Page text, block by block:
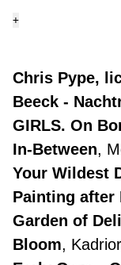
+
Chris Pype,
Beeck -
GIRLS. On
In-Between,
Your Wildest
Painting after
Garden of
Bloom,